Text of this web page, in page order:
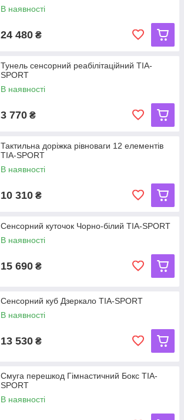
В наявності
24 480 ₴
Тунель сенсорний реабілітаційний TIA-
SPORT
В наявності
3 770 ₴
Тактильна доріжка рівноваги 12 елементів
TIA-SPORT
В наявності
10 310 ₴
Сенсорний куточок Чорно-білий TIA-SPORT
В наявності
15 690 ₴
Сенсорний куб Дзеркало TIA-SPORT
В наявності
13 530 ₴
Смуга перешкод Гімнастичний Бокс TIA-
SPORT
В наявності